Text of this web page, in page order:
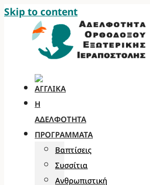
Skip to content
Η
ΑΔΕΛΦΌΤΗΤΑ
ΠΡΟΓΡΆΜΜΑΤΑ
Βαπτίσεις
Συσσίτια
Ανθρωπιστική